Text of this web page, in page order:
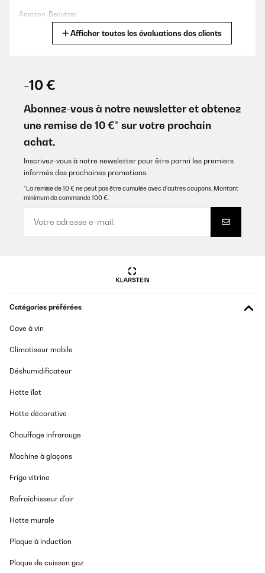
Amazon-Benutzer
Aufbau und später die Reinigung auch vom Feinsten.
Amazon-Benutzer
Traduire
24/06/2025
Estupenda tapa ,robusta,muy resistente y elegante,muy sencillo
recomendable
Usuario/a de amazon
Traduire
Der Sitz ist wie beschrieben und leicht zu montieren. Er ist
bequem und sieht gut aus. Er kostet weniger als vergleichbare
Afficher toutes les évaluations des clients
-10 €
Abonnez-vous à notre newsletter et obtenez
une remise de 10 €* sur votre prochain
achat.
Inscrivez-vous à notre newsletter pour être parmi les premiers
informés des prochaines promotions.
*La remise de 10 € ne peut pas être cumulée avec d’autres coupons. Montant
minimum de commande 100 €.
Catégories préférées
Cave à vin
Climatiseur mobile
Déshumidificateur
Hotte îlot
Hotte décorative
Chauffage infrarouge
Machine à glaçons
Frigo vitrine
Rafraîchisseur d'air
Hotte murale
Plaque à induction
Plaque de cuisson gaz